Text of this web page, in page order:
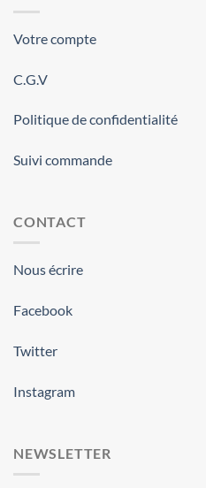
Votre compte
C.G.V
Politique de confidentialité
Suivi commande
CONTACT
Nous écrire
Facebook
Twitter
Instagram
NEWSLETTER